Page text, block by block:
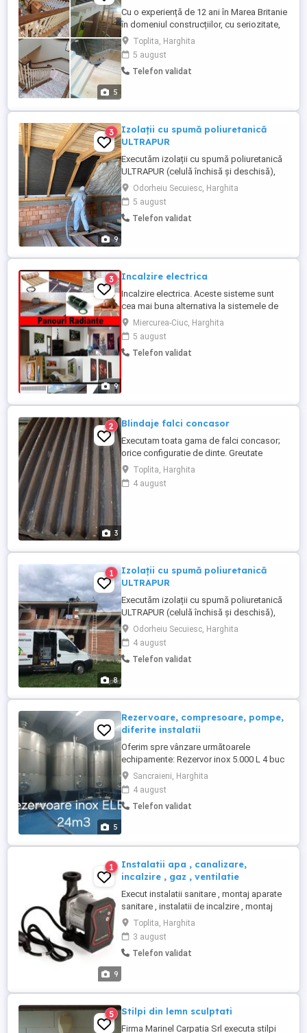
5
Cu o experiență de 12 ani în Marea Britanie
în domeniul construcțiilor, cu seriozitate,
profesionalism și încredere Hadarean
Family SRL execută: Lucrări de construcții
a clădirilor rezidențiale și nerezidentiale
Lucrări de demolare a construcțiilor
Toplita, Harghita
5 august
Telefon validat
9
3
Izolații cu spumă poliuretanică
ULTRAPUR
Executăm izolații cu spumă poliuretanică
ULTRAPUR (celulă închisă și deschisă),
pentru construcții noi, cât și pentru
reabilitarea celor vechi! Cea mai bună
tehnologie de izolație la momentul actual!
Izolare excelentă, termen scurt de
Odorheiu Secuiesc, Harghita
5 august
Telefon validat
9
3 Incalzire electrica
Incalzire electrica. Aceste sisteme sunt
cea mai buna alternativa la sistemele de
incalzire clasica: centrale pe gaz si
centrale pe lemn. Avand in vedere ca
pretul gazului creste in fiecare an, si
produsele sunt in ce in ce mai scumpe,
Miercurea-Ciuc, Harghita
5 august
Telefon validat
3
2 Blindaje falci concasor
Executam toata gama de falci concasor;
orice configuratie de dinte. Greutate
maxima 2500 kg. Va putem ajuta chiar
daca nu cunoasteti modelul de concasor.
Pentru mai multe infomatii sunati la nr.:
Toplita, Harghita
4 august
8
1
Izolații cu spumă poliuretanică
ULTRAPUR
Executăm izolații cu spumă poliuretanică
ULTRAPUR (celulă închisă și deschisă),
pentru construcții noi, cât și pentru
reabilitarea celor vechi! Cea mai bună
tehnologie de izolație la momentul actual!
Izolare excelentă, termen scurt de
Odorheiu Secuiesc, Harghita
4 august
Telefon validat
5
Rezervoare, compresoare, pompe,
diferite instalatii
Oferim spre vânzare următoarele
echipamente: Rezervor inox 5.000 L 4 buc
4.500 eur buc Rezervor inox 18.000 L 6.000
eur Rezervoare PP 17.000L 6 buc 400 eur
buc Rezervoare PP 20.000L 9 buc 500 eur
buc Rezervoare otel 10.000L 6 buc 2.000
Sancraieni, Harghita
4 august
Telefon validat
9
1
Instalatii apa , canalizare,
incalzire , gaz , ventilatie
Execut instalatii sanitare , montaj aparate
sanitare , instalatii de incalzire , montaj
centrale termice, , instalatii gaz complete ,
ventilatie . Precum si reparatii modificari la
instalatii vechi.
Toplita, Harghita
3 august
Telefon validat
5 Stilpi din lemn sculptati
Firma Marinel Carpatia Srl executa stilpi